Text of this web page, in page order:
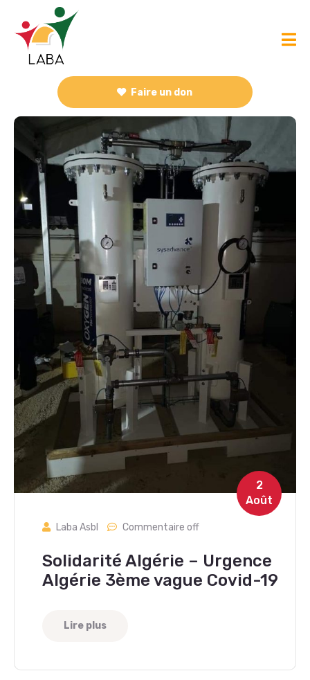
Faire un don
2
Août
Laba Asbl Commentaire off
Solidarité Algérie – Urgence
Algérie 3ème vague Covid-19
Lire plus